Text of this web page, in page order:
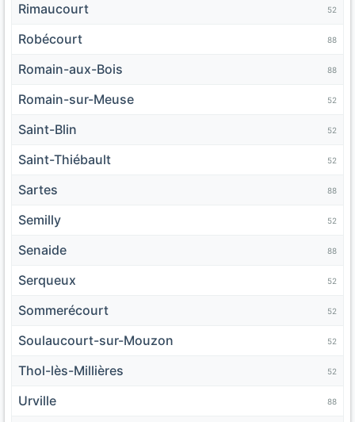
Rimaucourt 52
Robécourt 88
Romain-aux-Bois 88
Romain-sur-Meuse 52
Saint-Blin 52
Saint-Thiébault 52
Sartes 88
Semilly 52
Senaide 88
Serqueux 52
Sommerécourt 52
Soulaucourt-sur-Mouzon 52
Thol-lès-Millières 52
Urville 88